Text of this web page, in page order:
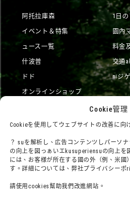
Cookie管理
Cookieを使用してウェブサイトの改善に向
？ suを解析し、広告コンテンツしパーソ
の向上を図っぁいエkusuperiensuの向上を
には、お客様が所在する國の外（例、米國
す。詳細については、弊社プライバシーポ
請使用cookies幫助我們改進網站。
阿托拉庫森
イベント＆特集
ュース一覧
什波普
ドド
オンラインショップ
1日
園內
料金
交通
niジ
団體利用について
チームビルディングプラン
お問い合わせ
メデ
社群